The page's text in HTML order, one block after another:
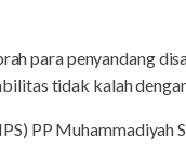
para penyandang
tidak kalah
PP Muhammadiyah